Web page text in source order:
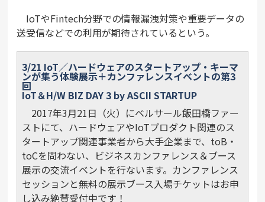
IoTやFintech分野での情報漏洩対策や重要データの
送受信などでの利用が期待されているという。
3/21 IoT／ハードウェアのスタートアップ・キーマ
ンが集う体験展示＋カンファレンスイベントの第3
回
IoT＆H/W BIZ DAY 3 by ASCII STARTUP
2017年3月21日（火）にベルサール飯田橋ファー
ストにて、ハードウェアやIoTプロダクト関連のス
タートアップ関連事業者から大手企業まで、toB・
toCを問わない、ビジネスカンファレンス＆ブース
展示の交流イベントを行ないます。カンファレンス
セッションと無料の展示ブース入場チケットはお申
し込み絶賛受付中です！